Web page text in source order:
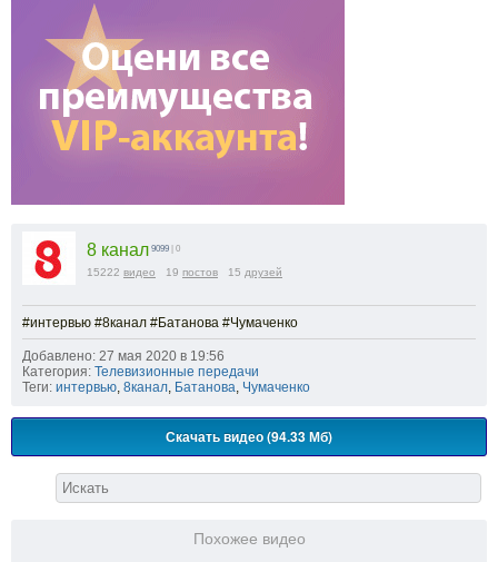
8 канал 9099 | 0
15222 видео 19 постов 15 друзей
#интервью #8канал #Батанова #Чумаченко
Добавлено: 27 мая 2020 в 19:56
Категория: Телевизионные передачи
Теги: интервью, 8канал, Батанова, Чумаченко
Скачать видео (94.33 Мб)
Похожее видео